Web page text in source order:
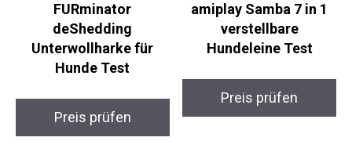
FURminator
deShedding
Unterwollharke für
Hunde Test
Preis prüfen
amiplay Samba 7 in 1
verstellbare
Hundeleine Test
Preis prüfen